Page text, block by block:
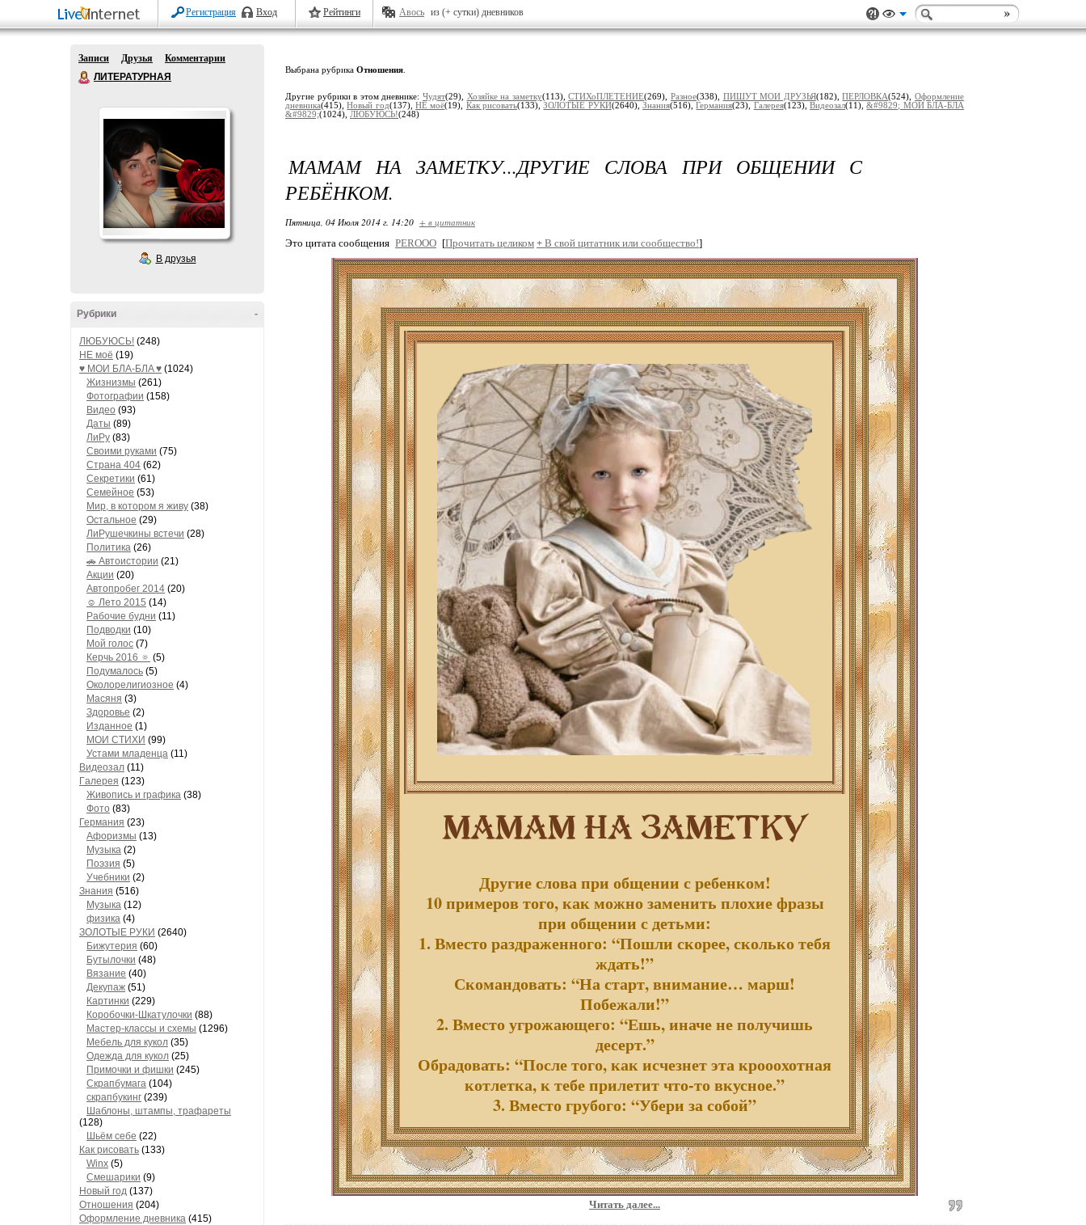
Регистрация Вход Рейтинги Авось из (+ сутки) дневников
Записи Друзья
Комментарии
ЛИТЕРАТУРНАЯ
В друзья
-
Рубрики
ЛЮБУЮСЬ! (248)
НЕ моё (19)
♥ МОИ БЛA-БЛA ♥ (1024)
Жизнизмы (261)
Фотографии (158)
Видео (93)
Даты (89)
ЛиРу (83)
Своими руками (75)
Страна 404 (62)
Секретики (61)
Семейное (53)
Мир, в котором я живу (38)
Остальное (29)
ЛиРушечкины встечи (28)
Политика (26)
🚗 Автоистории (21)
Акции (20)
Автопробег 2014 (20)
☺ Лето 2015 (14)
Рабочие будни (11)
Подводки (10)
Мой голос (7)
Керчь 2016 🔅 (5)
Подумалось (5)
Околорелигиозное (4)
Масяня (3)
Здоровье (2)
Изданное (1)
МОИ СТИХИ (99)
Устами младенца (11)
Видеозал (11)
Гaлерея (123)
Живопись и грaфикa (38)
Фото (83)
Гермaния (23)
Aфоризмы (13)
Музыкa (2)
Поэзия (5)
Учебники (2)
Знания (516)
Музыкa (12)
физика (4)
ЗОЛОТЫЕ РУКИ (2640)
Бижутерия (60)
Бутылочки (48)
Вязaние (40)
Декупaж (51)
Кaртинки (229)
Коробочки-Шкатулочки (88)
Мастер-классы и схемы (1296)
Мебель для кукол (35)
Одеждa для кукол (25)
Примочки и фишки (245)
Скрaпбумaгa (104)
скрапбукинг (239)
Шaблоны, штaмпы, трaфaреты
(128)
Шьём себе (22)
Как рисовать (133)
Winx (5)
Смешарики (9)
Новый год (137)
Отношения (204)
Оформление дневника (415)
Выбрана рубрика Отношения
Другие рубрики в этом дневнике: Чудят(29), Хозяйке на заметку(113),СТИХоПЛЕТЕНИЕ(269),Разное(338), ПИШУТ МОИ ДРУЗЬЯ(182),ПЕРЛОВКА(524),Оформление
дневника(415),Новый год(137),НЕ моё(19), Как рисовать(133),ЗОЛОТЫЕ РУКИ(2640),Знания(516),Гермaния(23), Гaлерея(123),Видеозал(11),&#9829; МОИ БЛA-БЛA
&#9829;(1024), ЛЮБУЮСЬ!(248)
МАМАМ НА ЗАМЕТКУ...ДРУГИЕ СЛОВА ПРИ ОБЩЕНИИ С
РЕБЁНКОМ.
Пятница, 04 Июля 2014 г. 14:20 + в цитатник
Это цитата сообщения PEROOO [Прочитать целиком + В свой цитатник или сообщество!]
Другие слова при общении с ребенком!
10 примеров того, как можно заменить плохие фразы
при общении с детьми:
1. Вместо раздраженного: “Пошли скорее, сколько тебя
ждать!”
Скомандовать: “На старт, внимание… марш!
Побежали!”
2. Вместо угрожающего: “Ешь, иначе не получишь
десерт.”
Обрадовать: “После того, как исчезнет эта крооохотная
котлетка, к тебе прилетит что-то вкусное.”
3. Вместо грубого: “Убери за собой”
Читать далее...